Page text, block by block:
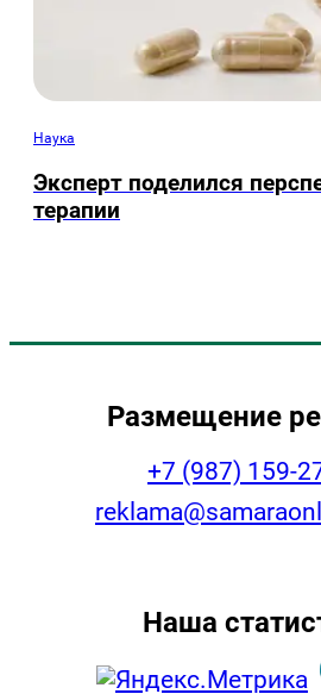
Наука
Эксперт поделился
терапии
Размещение
+7 (987) 159-
Наша